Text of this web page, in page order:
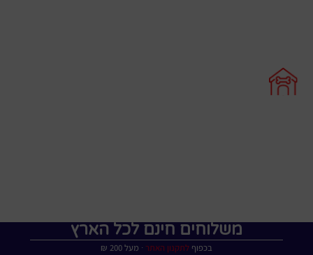
משלוחים חינם לכל הארץ
בכפוף לתקנון האתר ∙ מעל 200 ₪